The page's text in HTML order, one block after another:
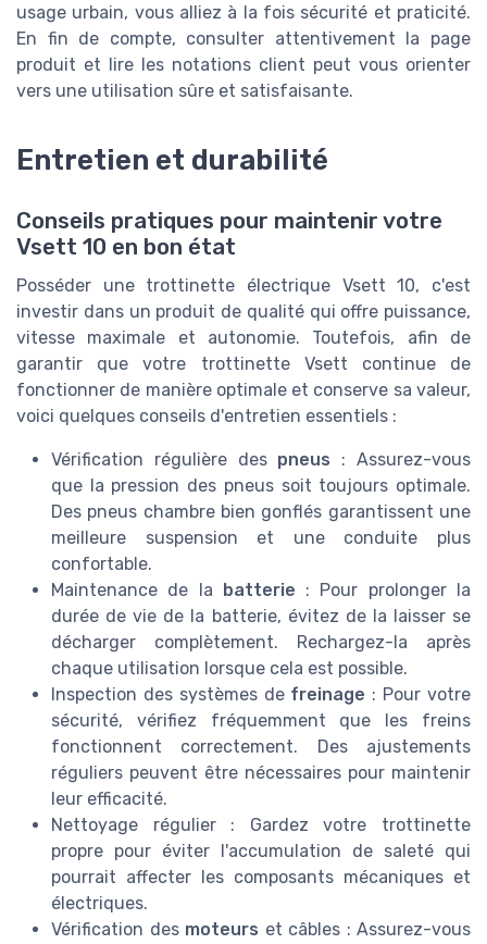
usage urbain, vous alliez à la fois sécurité et praticité.
En fin de compte, consulter attentivement la page
produit et lire les notations client peut vous orienter
vers une utilisation sûre et satisfaisante.
Entretien et durabilité
Conseils pratiques pour maintenir votre
Vsett 10 en bon état
Posséder une trottinette électrique Vsett 10, c'est
investir dans un produit de qualité qui offre puissance,
vitesse maximale et autonomie. Toutefois, afin de
garantir que votre trottinette Vsett continue de
fonctionner de manière optimale et conserve sa valeur,
voici quelques conseils d'entretien essentiels :
Vérification régulière des pneus : Assurez-vous
que la pression des pneus soit toujours optimale.
Des pneus chambre bien gonflés garantissent une
meilleure suspension et une conduite plus
confortable.
Maintenance de la
batterie : Pour prolonger la
durée de vie de la batterie, évitez de la laisser se
décharger complètement. Rechargez-la après
chaque utilisation lorsque cela est possible.
Inspection des systèmes de freinage : Pour votre
sécurité, vérifiez fréquemment que les freins
fonctionnent correctement. Des ajustements
réguliers peuvent être nécessaires pour maintenir
leur efficacité.
Nettoyage régulier : Gardez votre trottinette
propre pour éviter l'accumulation de saleté qui
pourrait affecter les composants mécaniques et
électriques.
Vérification des moteurs et câbles : Assurez-vous